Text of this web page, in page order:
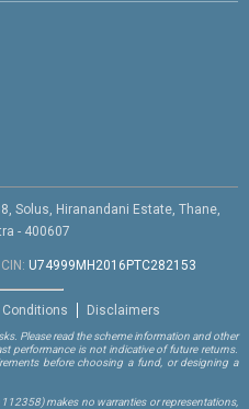
Solus, Hiranandani Estate, Thane,
- 400607
CIN: U74999MH2016PTC282153
Conditions Disclaimers
Please read the scheme information and other
performance is not indicative of future returns.
before choosing a fund, or designing a
112358)makes no warranties or representations,